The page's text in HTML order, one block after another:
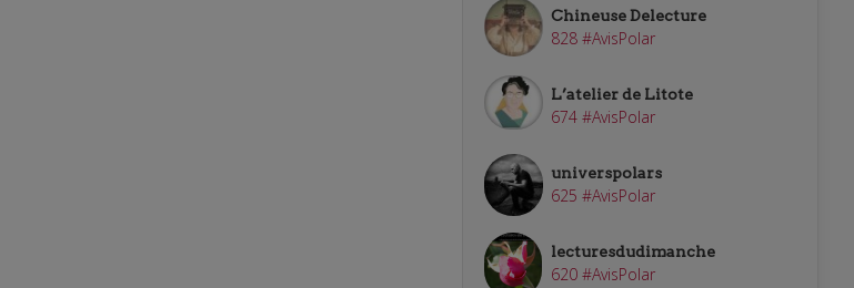
Chineuse Delecture
828 #AvisPolar
L’atelier de Litote
674 #AvisPolar
universpolars
625 #AvisPolar
lecturesdudimanche
620 #AvisPolar